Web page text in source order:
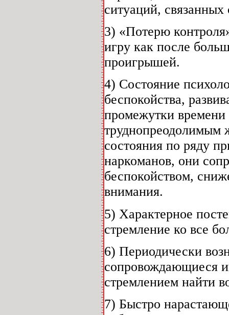
ситуаций,
3) «Потерю
игру как после
проигрышей.
4) Состояние
беспокойства,
промежутки времени
труднопреодолимым
состояния по ряду
наркоманов, они
беспокойством,
внимания.
5) Характерное
стремление ко все
6) Периодически
сопровождающиеся
стремлением найти
7) Быстро